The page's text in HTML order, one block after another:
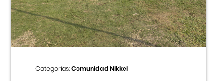
Centro Cultural Peruano Japonés
Cursos
Museo de la Inmigración Japonesa
Categorías:Comunidad Nikkei